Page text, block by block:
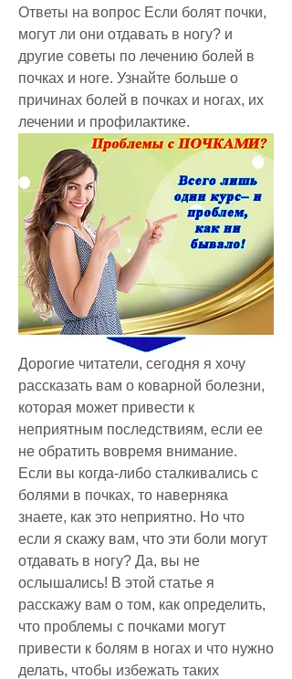
Ответы на вопрос Если болят почки,
могут ли они отдавать в ногу? и
другие советы по лечению болей в
почках и ноге. Узнайте больше о
причинах болей в почках и ногах, их
лечении и профилактике.
Дорогие читатели, сегодня я хочу
рассказать вам о коварной болезни,
которая может привести к
неприятным последствиям, если ее
не обратить вовремя внимание.
Если вы когда-либо сталкивались с
болями в почках, то наверняка
знаете, как это неприятно. Но что
если я скажу вам, что эти боли могут
отдавать в ногу? Да, вы не
ослышались! В этой статье я
расскажу вам о том, как определить,
что проблемы с почками могут
привести к болям в ногах и что нужно
делать, чтобы избежать таких